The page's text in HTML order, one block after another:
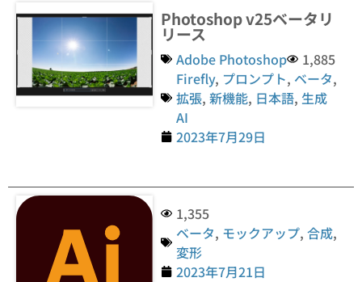
Photoshop v25ベータリ
リース
Adobe Photoshop
1,885
Firefly, プロンプト, ベータ,
拡張,新機能, 日本語, 生成
AI
2023年7月29日
1,355
ベータ, モックアップ,合成,
変形
2023年7月21日